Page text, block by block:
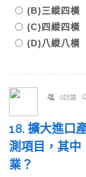
(B)三縱四橫
(C)四縱四橫
(D)八縱八橫
0討論
18. 擴大進口
測項目，其中
業？